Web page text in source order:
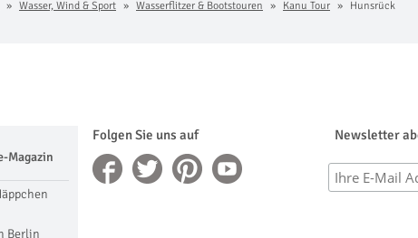
Wasser, Wind & Sport Wasserflitzer & Bootstouren Kanu Tour Hunsrück
Folgen Sie uns auf Newsletter
Magazin
Berlin